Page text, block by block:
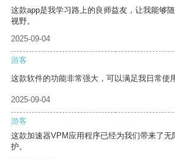
这款app是我学习路上的良师益友，让我能够
视野。
2025-09-04
游客
这款软件的功能非常强大，可以满足我日常使
2025-09-04
游客
这款加速器VPM应用程序已经为我们带来了
护。